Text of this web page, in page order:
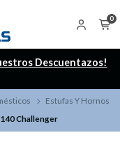
0
Descuentazos!
Estufas Y Hornos
Challenger